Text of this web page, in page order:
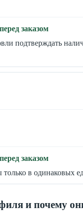
подтверждать
только в одинаковых
и почему